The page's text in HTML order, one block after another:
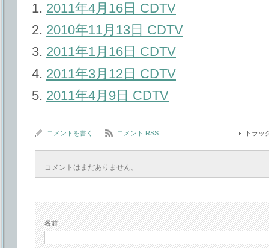
2011年4月16日 CDTV
2010年11月13日 CDTV
2011年1月16日 CDTV
2011年3月12日 CDTV
2011年4月9日 CDTV
コメントを書く コメント RSS トラ
コメントはまだありません。
名前